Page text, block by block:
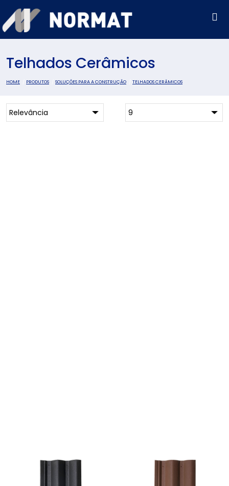
Telhados Cerâmicos
HOME PRODUTOS SOLUÇÕES PARA A CONSTRUÇÃO TELHADOS CERÂMICOS